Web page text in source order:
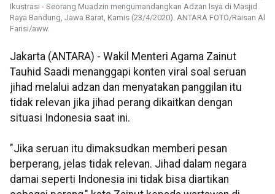
Ikustrasi - Seorang Muadzin mengumandangkan Adzan Isya di Masjid
Raya Bandung, Jawa Barat, Kamis (23/4/2020). ANTARA FOTO/Raisan Al
Farisi/aww.
Jakarta (ANTARA) - Wakil Menteri Agama Zainut
Tauhid Saadi menanggapi konten viral soal seruan
jihad melalui adzan dan menyatakan panggilan itu
tidak relevan jika jihad perang dikaitkan dengan
situasi Indonesia saat ini.
"Jika seruan itu dimaksudkan memberi pesan
berperang, jelas tidak relevan. Jihad dalam negara
damai seperti Indonesia ini tidak bisa diartikan